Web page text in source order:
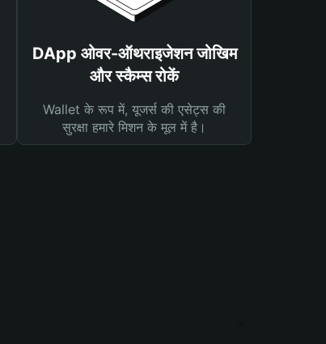
DApp ओवर-ऑथराइजेशन जोखिम
और स्कैम्स रोकें
Wallet के रूप में, यूजर्स की एसेट्स की
सुरक्षा हमारे मिशन के मूल में है।